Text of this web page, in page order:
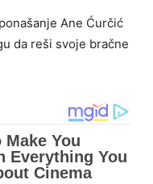
Ane Ćurčić
da reši svoje bračne